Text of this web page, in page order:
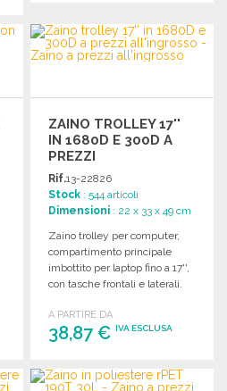
Richiedi un preventivo
ZAINO TROLLEY 17''
IN 1680D E 300D A
PREZZI
ALL'INGROSSO
Rif.13-22826
Stock : 544 articoli
Dimensioni : 22 x 33 x 49 cm
Zaino trolley per computer,
compartimento principale
imbottito per laptop fino a 17'',
con tasche frontali e laterali.
A PARTIRE DA
38,87 €IVA ESCLUSA
ORDINARE